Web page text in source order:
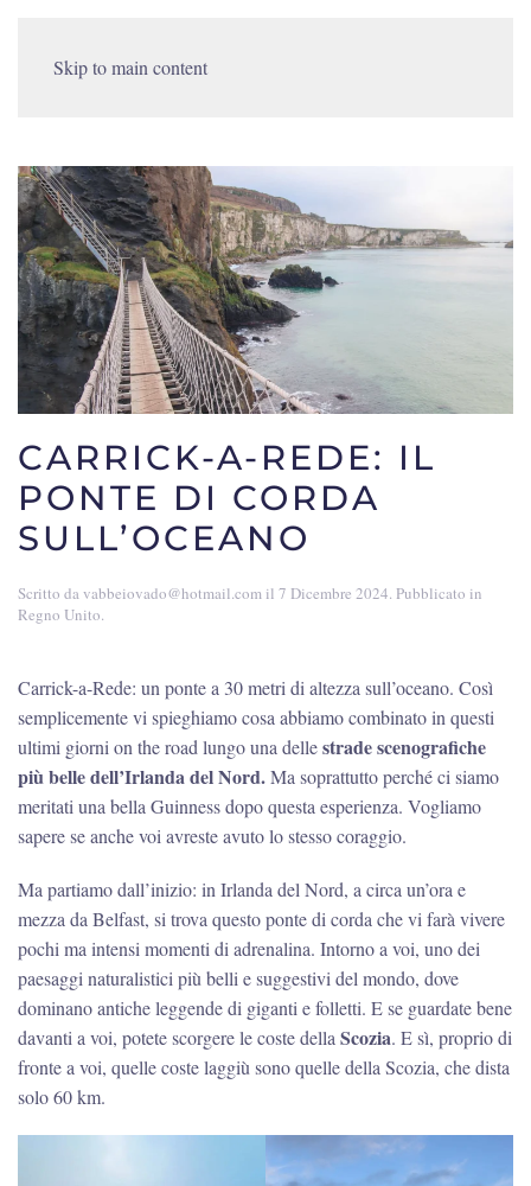
Skip to main content
CARRICK-A-REDE: IL
PONTE DI CORDA
SULL’OCEANO
Scritto davabbeiovado@hotmail.com il 7 Dicembre 2024. Pubblicato in
Regno Unito.
Carrick-a-Rede: un ponte a 30 metri di altezza sull’oceano. Così
semplicemente vi spieghiamo cosa abbiamo combinato in questi
ultimi giorni on the road lungo una dellestrade scenografiche
più belle dell’Irlanda del Nord.Ma soprattutto perché ci siamo
meritati una bella Guinness dopo questa esperienza. Vogliamo
sapere se anche voi avreste avuto lo stesso coraggio.
Ma partiamo dall’inizio: in Irlanda del Nord, a circa un’ora e
mezza da Belfast, si trova questo ponte di corda che vi farà vivere
pochi ma intensi momenti di adrenalina. Intorno a voi, uno dei
paesaggi naturalistici più belli e suggestivi del mondo, dove
dominano antiche leggende di giganti e folletti. E se guardate bene
davanti a voi, potete scorgere le coste della Scozia. E sì, proprio di
fronte a voi, quelle coste laggiù sono quelle della Scozia, che dista
solo 60 km.